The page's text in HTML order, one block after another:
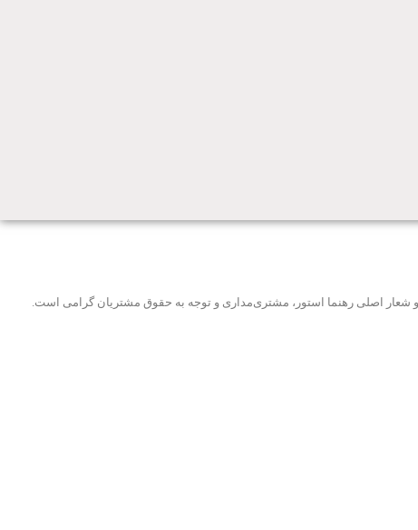
و شعار اصلی رهنما استور، مشتری‌مداری و توجه به حقوق مشتریان گرامی است.